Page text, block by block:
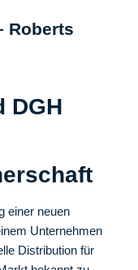
Roberts
DGH
einer neuen
Unternehmen
Distribution für